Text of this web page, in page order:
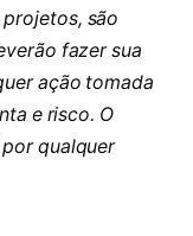
são
fazer sua
ação tomada
e risco. O
qualquer